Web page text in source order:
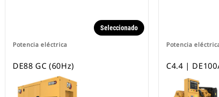
Potencia eléctrica
Seleccionado
DE88 GC (60Hz)
Potencia
C4.4 |